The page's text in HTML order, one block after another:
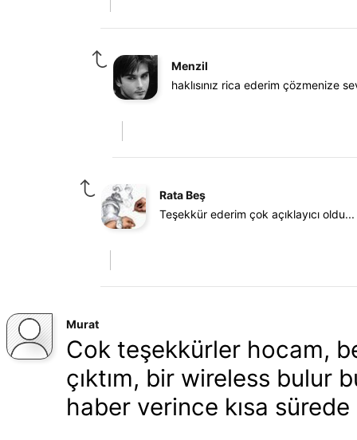
Menzil
haklısınız rica ederim çözmenize
Rata Beş
Teşekkür ederim çok açıklayıcı oldu...
Murat
Cok teşekkürler hocam,
çıktım, bir wireless bulur
haber verince kısa sürede